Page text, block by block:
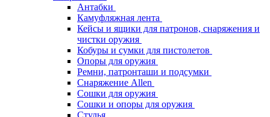
Антабки
Камуфляжная лента
Кейсы и ящики для патронов, снаряжения и
чистки оружия
Кобуры и сумки для пистолетов
Опоры для оружия
Ремни, патронташи и подсумки
Снаряжение Allen
Сошки для оружия
Сошки и опоры для оружия
Стулья